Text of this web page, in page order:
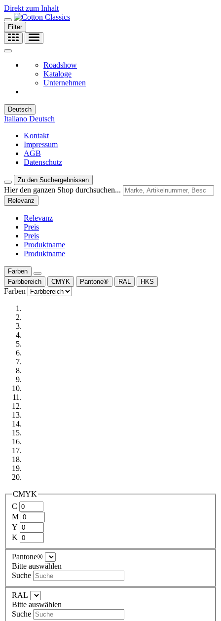
Direkt zum Inhalt
Filter
Roadshow
Kataloge
Unternehmen
Deutsch
Italiano Deutsch
Kontakt
Impressum
AGB
Datenschutz
Zu den Suchergebnissen
Hier den ganzen Shop durchsuchen...
Relevanz
Relevanz
Preis
Preis
Produktname
Produktname
Farben
Farbbereich
CMYK Pantone® RAL HKS
Farben
CMYK
C
M
Y
K
Pantone®
Bitte auswählen
Suche
RAL
Bitte auswählen
Suche